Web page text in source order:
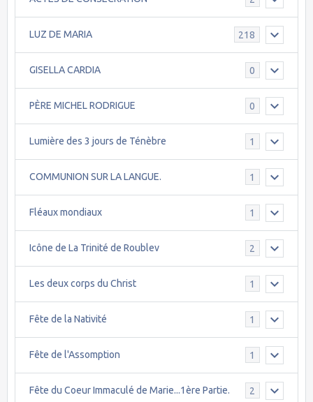
LUZ DE MARIA 218
GISELLA CARDIA 0
PÈRE MICHEL RODRIGUE 0
Lumière des 3 jours de Ténèbre 1
COMMUNION SUR LA LANGUE. 1
Fléaux mondiaux 1
Icône de La Trinité de Roublev 2
Les deux corps du Christ 1
Fête de la Nativité 1
Fête de l'Assomption 1
Fête du Coeur Immaculé de Marie...1ère Partie. 2